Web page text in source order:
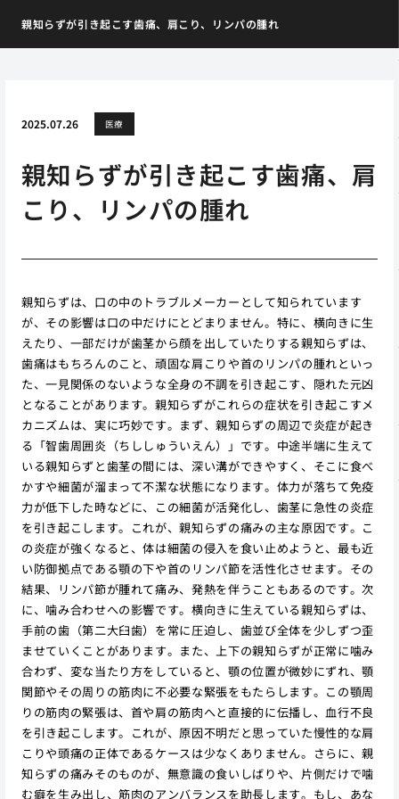
親知らずが引き起こす歯痛、肩こり、リンパの腫れ
2025.07.26 医療
親知らずが引き起こす歯痛、肩
こり、リンパの腫れ
親知らずは、口の中のトラブルメーカーとして知られています
が、その影響は口の中だけにとどまりません。特に、横向きに生
えたり、一部だけが歯茎から顔を出していたりする親知らずは、
歯痛はもちろんのこと、頑固な肩こりや首のリンパの腫れといっ
た、一見関係のないような全身の不調を引き起こす、隠れた元凶
となることがあります。親知らずがこれらの症状を引き起こすメ
カニズムは、実に巧妙です。まず、親知らずの周辺で炎症が起き
る「智歯周囲炎（ちししゅういえん）」です。中途半端に生えて
いる親知らずと歯茎の間には、深い溝ができやすく、そこに食べ
かすや細菌が溜まって不潔な状態になります。体力が落ちて免疫
力が低下した時などに、この細菌が活発化し、歯茎に急性の炎症
を引き起こします。これが、親知らずの痛みの主な原因です。こ
の炎症が強くなると、体は細菌の侵入を食い止めようと、最も近
い防御拠点である顎の下や首のリンパ節を活性化させます。その
結果、リンパ節が腫れて痛み、発熱を伴うこともあるのです。次
に、噛み合わせへの影響です。横向きに生えている親知らずは、
手前の歯（第二大臼歯）を常に圧迫し、歯並び全体を少しずつ歪
ませていくことがあります。また、上下の親知らずが正常に噛み
合わず、変な当たり方をしていると、顎の位置が微妙にずれ、顎
関節やその周りの筋肉に不必要な緊張をもたらします。この顎周
りの筋肉の緊張は、首や肩の筋肉へと直接的に伝播し、血行不良
を引き起こします。これが、原因不明だと思っていた慢性的な肩
こりや頭痛の正体であるケースは少なくありません。さらに、親
知らずの痛みそのものが、無意識の食いしばりや、片側だけで噛
む癖を生み出し、筋肉のアンバランスを助長します。もし、あな